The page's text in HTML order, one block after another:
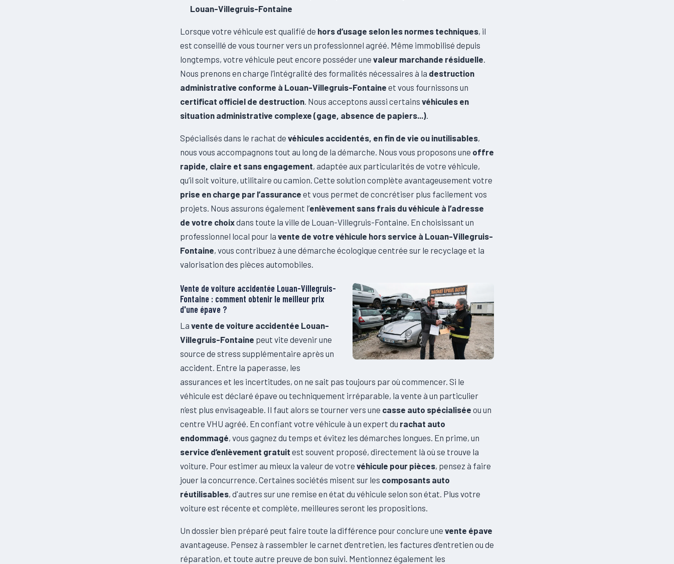
Louan-Villegruis-Fontaine
Lorsque votre véhicule est qualifié de hors d’usage selon les normes techniques, il
est conseillé de vous tourner vers un professionnel agréé. Même immobilisé depuis
longtemps, votre véhicule peut encore posséder une valeur marchande résiduelle
Nous prenons en charge l’intégralité des formalités nécessaires à la destruction
administrative conforme à Louan-Villegruis-Fontaine et vous fournissons un
certificat officiel de destruction . Nous acceptons aussi certains véhicules en
situation administrative complexe (gage, absence de papiers...)
Spécialisés dans le rachat de véhicules accidentés, en fin de vie ou inutilisables,
nous vous accompagnons tout au long de la démarche. Nous vous proposons une offre
rapide, claire et sans engagement, adaptée aux particularités de votre véhicule,
qu’il soit voiture, utilitaire ou camion. Cette solution complète avantageusement votre
prise en charge par l’assurance et vous permet de concrétiser plus facilement vos
projets. Nous assurons également l’enlèvement sans frais du véhicule à l’adresse
de votre choixdans toute la ville de Louan-Villegruis-Fontaine. En choisissant un
professionnel local pour la vente de votre véhicule hors service à Louan-Villegruis-
Fontaine, vous contribuez à une démarche écologique centrée sur le recyclage et la
valorisation des pièces automobiles.
Vente de voiture accidentée Louan-Villegruis-
Fontaine : comment obtenir le meilleur prix
d'une épave ?
La vente de voiture accidentée Louan-
Villegruis-Fontaine peut vite devenir une
source de stress supplémentaire après un
accident. Entre la paperasse, les
assurances et les incertitudes, on ne sait pas toujours par où commencer. Si le
véhicule est déclaré épave ou techniquement irréparable, la vente à un particulier
n’est plus envisageable. Il faut alors se tourner vers une casse auto spécialisée ou un
centre VHU agréé. En confiant votre véhicule à un expert du rachat auto
endommagé, vous gagnez du temps et évitez les démarches longues. En prime, un
service d’enlèvement gratuit est souvent proposé, directement là où se trouve la
voiture. Pour estimer au mieux la valeur de votre véhicule pour pièces, pensez à faire
jouer la concurrence. Certaines sociétés misent sur les composants auto
réutilisables, d'autres sur une remise en état du véhicule selon son état. Plus votre
voiture est récente et complète, meilleures seront les propositions.
Un dossier bien préparé peut faire toute la différence pour conclure une vente épave
avantageuse. Pensez à rassembler le carnet d’entretien, les factures d’entretien ou de
réparation, et toute autre preuve de bon suivi. Mentionnez également les